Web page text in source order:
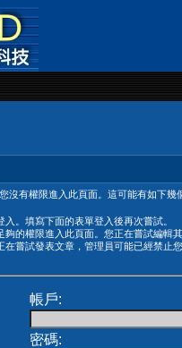
沒有權限進入此頁面。這可能有如下幾
入。填寫下面的表單登入後再次嘗試。
夠的權限進入此頁面。您正在嘗試編輯
在嘗試發表文章，管理員可能已經禁止
帳戶:
密碼: